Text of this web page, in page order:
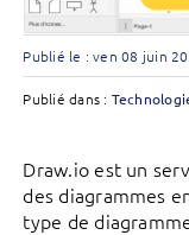
Publié le : ven 08 juin
Publié dans :
Draw.io est un
des diagrammes
type de